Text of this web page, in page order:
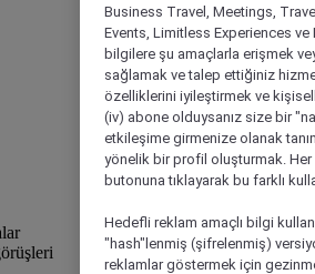
Business Travel, Meetings,
Events, Limitless Experiences
bilgilere şu amaçlarla erişmek
sağlamak ve talep ettiğiniz
özelliklerini iyileştirmek ve
(iv) abone olduysanız size bir
etkileşime girmenize olanak
yönelik bir profil oluşturmak.
butonuna tıklayarak bu farklı
Hedefli reklam amaçlı bilgi
"hash"lenmiş (şifrelenmiş)
reklamlar göstermek için